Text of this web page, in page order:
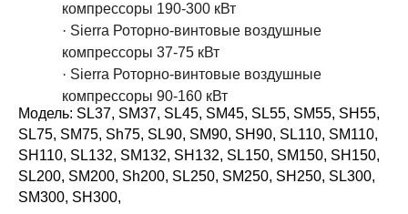
компрессоры 190-300 кВт
· Sierra Роторно-винтовые воздушные
компрессоры 37-75 кВт
· Sierra Роторно-винтовые воздушные
компрессоры 90-160 кВт
Модель: SL37, SM37, SL45, SM45, SL55, SM55, SH55,
SL75, SM75, Sh75, SL90, SM90, SH90, SL110, SM110,
SH110, SL132, SM132, SH132, SL150, SM150, SH150,
SL200, SM200, Sh200, SL250, SM250, SH250, SL300,
SM300, SH300,